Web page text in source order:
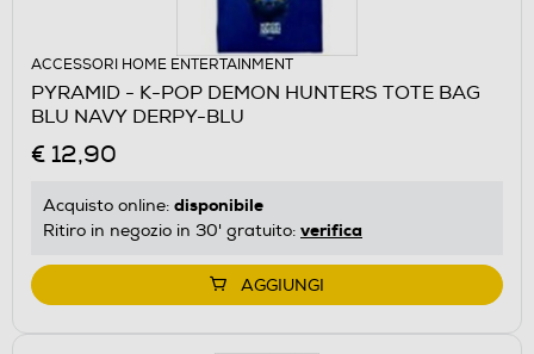
ACCESSORI HOME ENTERTAINMENT
PYRAMID - K-POP DEMON HUNTERS TOTE BAG
BLU NAVY DERPY-BLU
€ 12,90
Acquisto online: disponibile
Ritiro in negozio in 30' gratuito: verifica
AGGIUNGI